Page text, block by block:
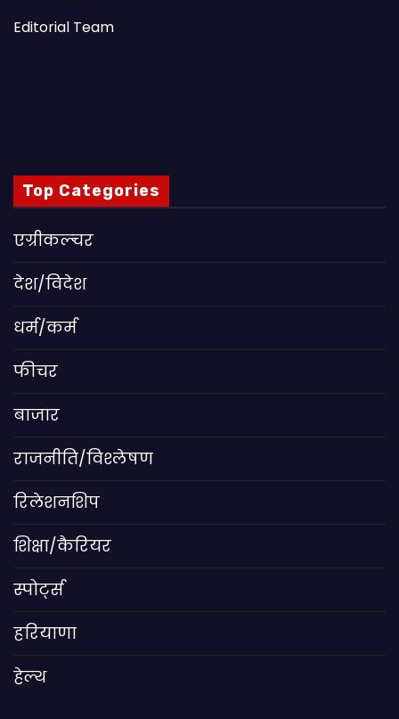
Editorial Team
Top Categories
एग्रीकल्चर
देश/विदेश
धर्म/कर्म
फीचर
बाजार
राजनीति/विश्लेषण
रिलेशनशिप
शिक्षा/कैरियर
स्पोर्ट्स
हरियाणा
हेल्थ